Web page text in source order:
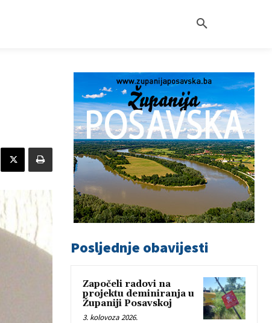
Posljednje obavijesti
Započeli radovi na
projektu deminiranja u
Županiji Posavskoj
3. kolovoza 2026.